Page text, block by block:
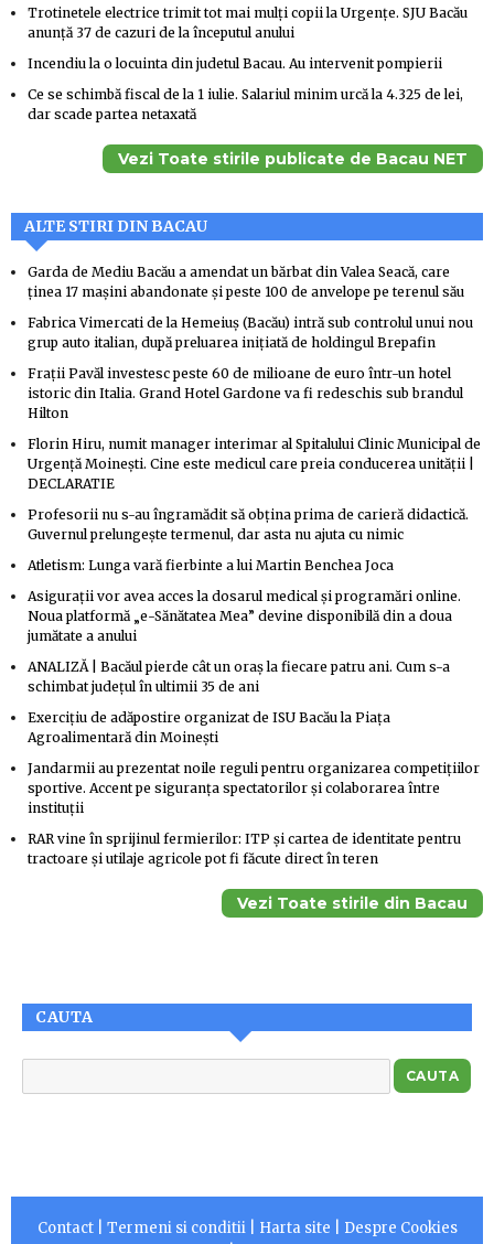
Trotinetele electrice trimit tot mai mulți copii la Urgențe. SJU Bacău
anunță 37 de cazuri de la începutul anului
Incendiu la o locuinta din judetul Bacau. Au intervenit pompierii
Ce se schimbă fiscal de la 1 iulie. Salariul minim urcă la 4.325 de lei,
dar scade partea netaxată
Vezi Toate stirile publicate de Bacau NET
ALTE STIRI DIN BACAU
Garda de Mediu Bacău a amendat un bărbat din Valea Seacă, care
ținea 17 mașini abandonate și peste 100 de anvelope pe terenul său
Fabrica Vimercati de la Hemeiuș (Bacău) intră sub controlul unui nou
grup auto italian, după preluarea inițiată de holdingul Brepafin
Frații Pavăl investesc peste 60 de milioane de euro într-un hotel
istoric din Italia. Grand Hotel Gardone va fi redeschis sub brandul
Hilton
Florin Hiru, numit manager interimar al Spitalului Clinic Municipal de
Urgență Moinești. Cine este medicul care preia conducerea unității |
DECLARATIE
Profesorii nu s-au îngramădit să obțina prima de carieră didactică.
Guvernul prelungește termenul, dar asta nu ajuta cu nimic
Atletism: Lunga vară fierbinte a lui Martin Benchea Joca
Asigurații vor avea acces la dosarul medical și programări online.
Noua platformă „e-Sănătatea Mea” devine disponibilă din a doua
jumătate a anului
ANALIZĂ | Bacăul pierde cât un oraș la fiecare patru ani. Cum s-a
schimbat județul în ultimii 35 de ani
Exercițiu de adăpostire organizat de ISU Bacău la Piața
Agroalimentară din Moinești
Jandarmii au prezentat noile reguli pentru organizarea competițiilor
sportive. Accent pe siguranța spectatorilor și colaborarea între
instituții
RAR vine în sprijinul fermierilor: ITP și cartea de identitate pentru
tractoare și utilaje agricole pot fi făcute direct în teren
Vezi Toate stirile din Bacau
CAUTA
Contact| Termeni si conditii| Harta site
Despre Cookies